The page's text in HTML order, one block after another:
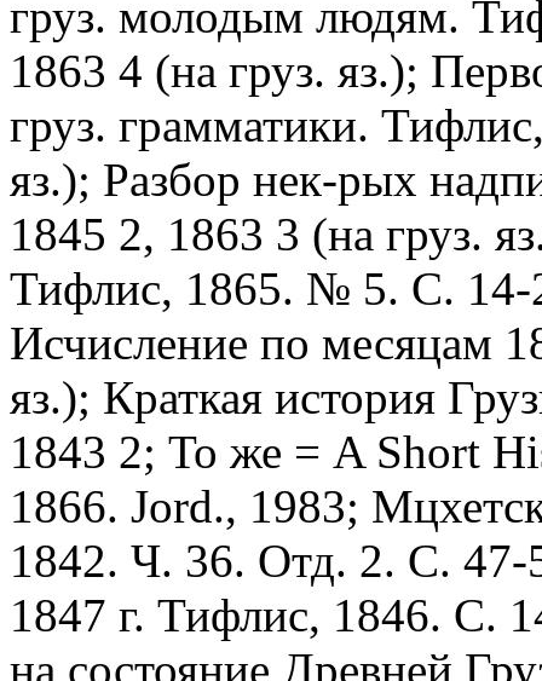
груз. молодым людям.
1863 4 (на груз. яз.);
груз. грамматики.
яз.); Разбор нек-рых
1845 2, 1863 3 (на груз.
Тифлис, 1865. № 5. С. 14-
Исчисление по месяцам
яз.); Краткая история
1843 2; То же = A Short
1866. Jord., 1983;
1842. Ч. 36. Отд. 2. С. 47-
1847 г. Тифлис, 1846. С.
на состояние Древней